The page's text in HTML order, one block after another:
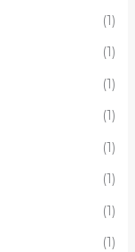
(1)
(1)
(1)
(1)
(1)
(1)
(1)
(1)